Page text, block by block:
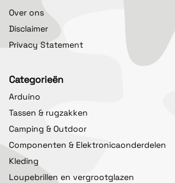
Over ons
Disclaimer
Privacy Statement
Categorieën
Arduino
Tassen & rugzakken
Camping & Outdoor
Componenten & Elektronicaonderdelen
Kleding
Loupebrillen en vergrootglazen